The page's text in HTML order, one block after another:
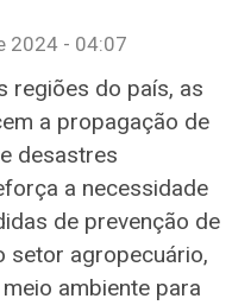
2024 04:07
regiões do país, as
a propagação de
desastres
a necessidade
de prevenção de
setor agropecuário,
ambiente para